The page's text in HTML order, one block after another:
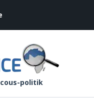
politik